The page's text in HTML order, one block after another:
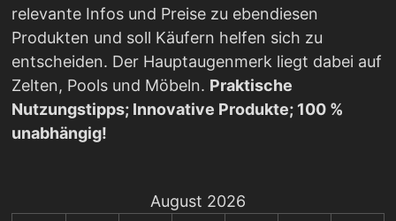
relevante Infos und Preise zu ebendiesen
Produkten und soll Käufern helfen sich zu
entscheiden. Der Hauptaugenmerk liegt dabei auf
Zelten, Pools und Möbeln. Praktische
Nutzungstipps; Innovative Produkte; 100 %
unabhängig!
August 2026